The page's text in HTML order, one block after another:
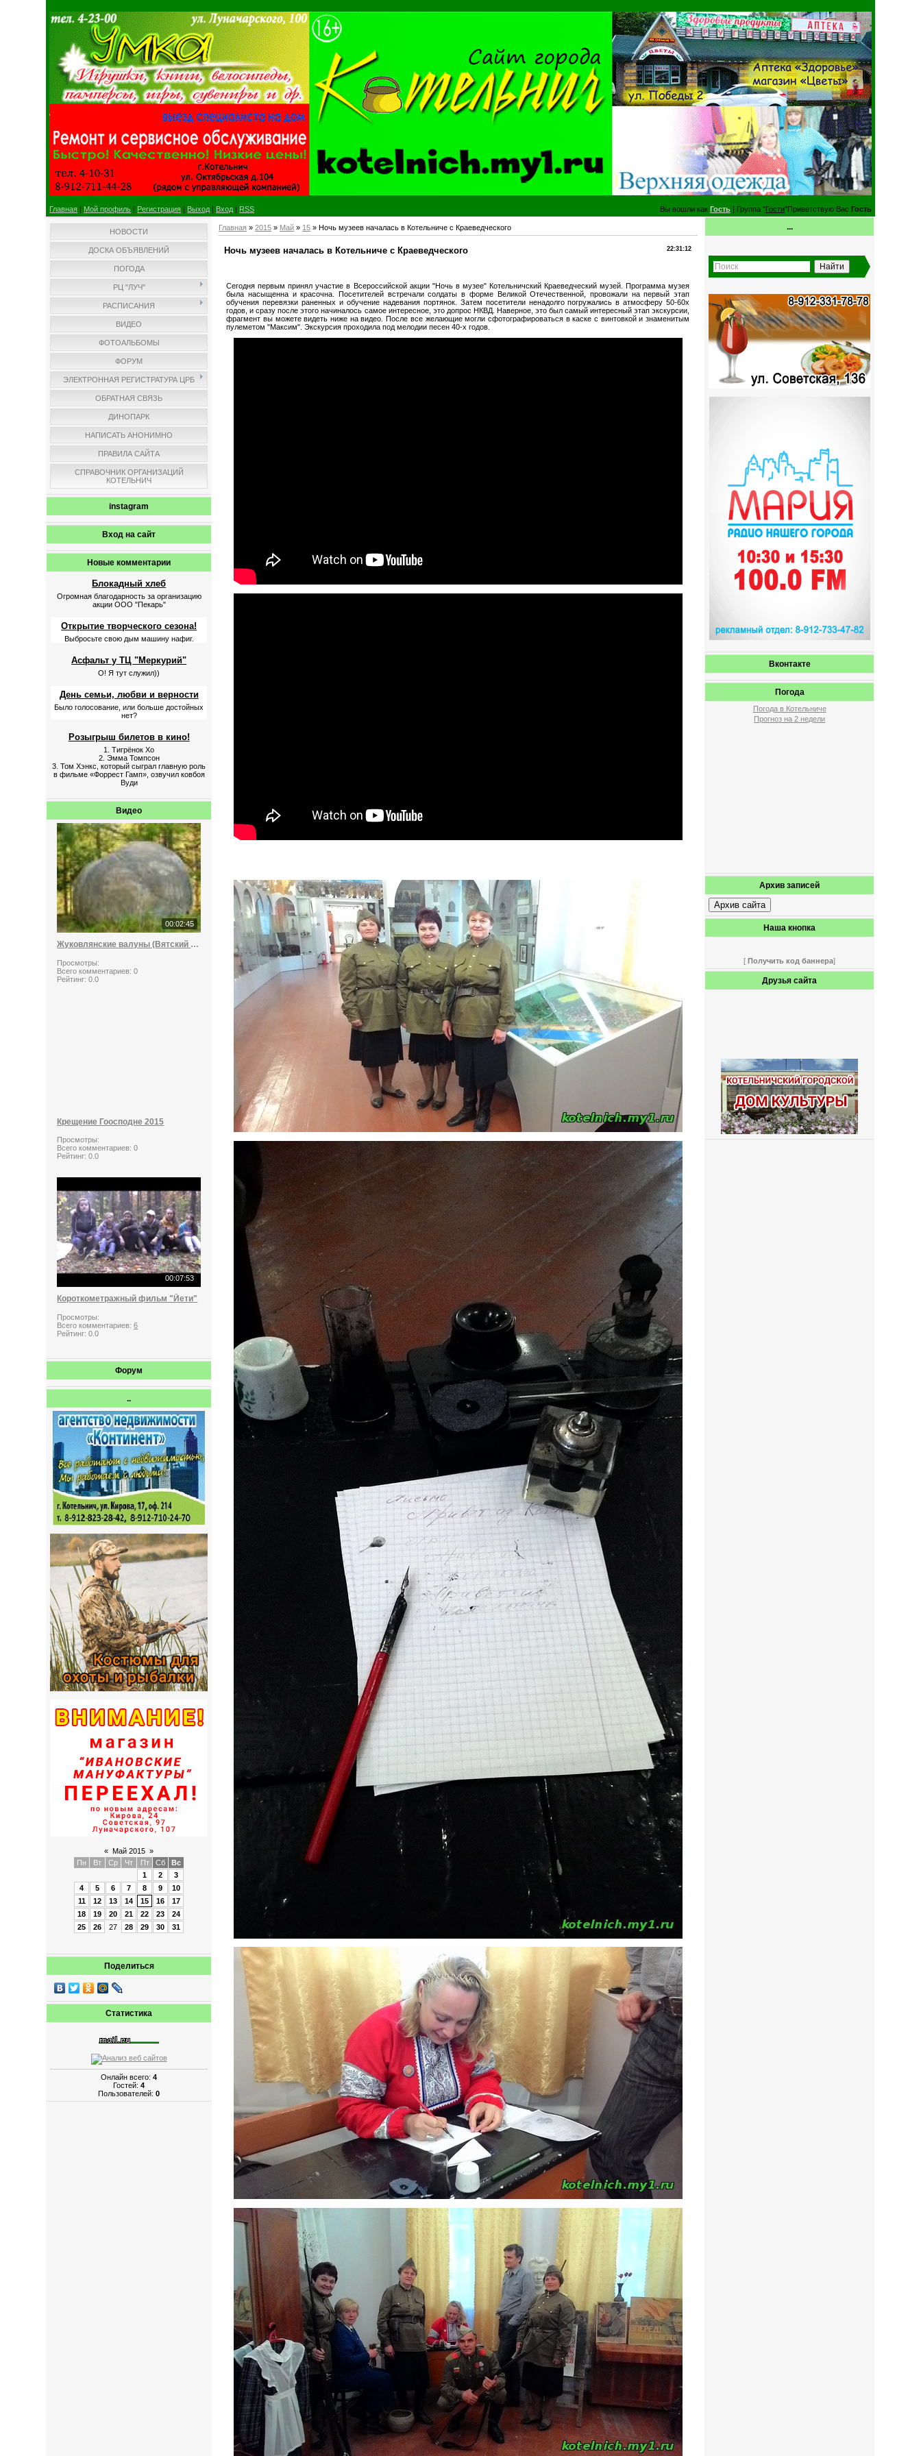
Главная | Мой профиль | Регистрация | Выход | Вход | RSS Вы вошли как Гость| Группа "Гости"Приветствую Вас Гость
НОВОСТИ
ДОСКА ОБЪЯВЛЕНИЙ
ПОГОДА
РЦ "ЛУЧ"
РАСПИСАНИЯ
ВИДЕО
ФОТОАЛЬБОМЫ
ФОРУМ
ЭЛЕКТРОННАЯ РЕГИСТРАТУРА ЦРБ
ОБРАТНАЯ СВЯЗЬ
ДИНОПАРК
НАПИСАТЬ АНОНИМНО
ПРАВИЛА САЙТА
СПРАВОЧНИК ОРГАНИЗАЦИЙ
КОТЕЛЬНИЧ
instagram
Вход на сайт
Новые комментарии
Блокадный хлеб
Огромная благодарность за организацию
акции ООО "Пекарь"
Открытие творческого сезона!
Выбросьте свою дым машину нафиг.
Асфальт у ТЦ "Меркурий"
О! Я тут служил))
День семьи, любви и верности
Было голосование, или больше достойных
нет?
Розыгрыш билетов в кино!
1. Тигрёнок Хо
2. Эмма Томпсон
3. Том Хэнкс, который сыграл главную роль
в фильме «Форрест Гамп», озвучил ковбоя
Вуди
Видео
00:02:45
Жуковлянские валуны (Вятский стоунхендж)
Просмотры:
Всего комментариев:0
Рейтинг:0.0
Крещение Гоосподне 2015
Просмотры:
Всего комментариев:0
Рейтинг:0.0
00:07:53
Короткометражный фильм "Йети"
Просмотры:
Всего комментариев:6
Рейтинг:0.0
Форум
..
« Май 2015 »
Пн
Вт Ср Чт Пт Сб
Вс
1
2
3
4
5 6 7 8 9
10
11
12 13 14 15 16
17
18
19 20 21 22 23
24
25
26 27 28 29 30 31
Поделиться
Статистика
Онлайн всего:4
Гостей:4
Пользователей:0
Главная »2015 » Май » 15 » Ночь музеев началась в Котельниче с Краеведческого
22:31:12
Ночь музеев началась в Котельниче с Краеведческого
Сегодня первым принял участие в Всероссийской акции "Ночь в музее" Котельничский Краеведческий музей. Программа музея
была насыщенна и красочна. Посетителей встречали солдаты в форме Великой Отечественной, провожали на первый этап
обучения перевязки раненных и обучение надевания портянок. Затем посетители ненадолго погружались в атмосферу 50-60х
годов, и сразу после этого начиналось самое интересное, это допрос НКВД. Наверное, это был самый интересный этап экскурсии,
фрагмент вы можете видеть ниже на видео. После все желающие могли сфотографироваться в каске с винтовкой и знаменитым
пулеметом "Максим". Экскурсия проходила под мелодии песен 40-х годов.
...
Вконтакте
Погода
Погода в Котельниче
Прогноз на 2 недели
Архив записей
Архив сайта
Наша кнопка
[ Получить код баннера]
Друзья сайта